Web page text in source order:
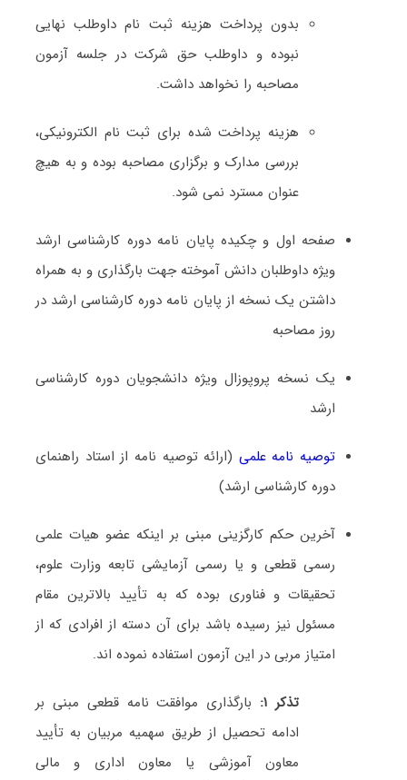
بدون پرداخت هزینه ثبت نام داوطلب نهایی
نبوده و داوطلب حق شرکت در جلسه آزمون
مصاحبه را نخواهد داشت.
هزینه پرداخت شده برای ثبت نام الکترونیکی،
بررسی مدارک و برگزاری مصاحبه بوده و به هیچ
عنوان مسترد نمی شود.
صفحه اول و چکیده پایان نامه دوره کارشناسی ارشد
ویژه داوطلبان دانش آموخته جهت بارگذاری و به همراه
داشتن یک نسخه از پایان نامه دوره کارشناسی ارشد در
روز مصاحبه
یک نسخه پروپوزال ویژه دانشجویان دوره کارشناسی
ارشد
توصیه نامه علمی (ارائه توصیه نامه از استاد راهنمای
دوره کارشناسی ارشد)
آخرین حکم کارگزینی مبنی بر اینکه عضو هیات علمی
رسمی قطعی و یا رسمی آزمایشی تابعه وزارت علوم،
تحقیقات و فناوری بوده که به تأیید بالاترین مقام
مسئول نیز رسیده باشد برای آن دسته از افرادی که از
امتیاز مربی در این آزمون استفاده نموده اند.
تذکر ۱:
بارگذاری موافقت نامه قطعی مبنی بر
ادامه تحصیل از طریق سهمیه مربیان به تأیید
معاون آموزشی یا معاون اداری و مالی